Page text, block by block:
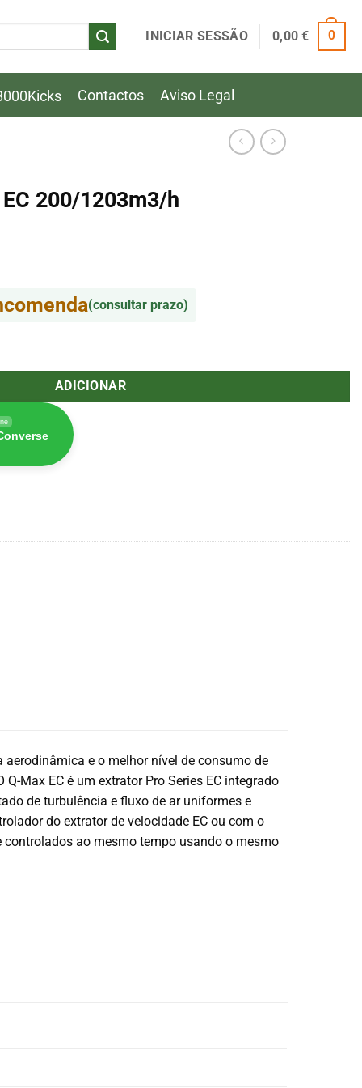
INICIAR SESSÃO 0,00€ 0
Contactos Aviso Legal
200/1203m3/h
(consultar prazo)
ADICIONAR
e o melhor nível de consumo de
Max EC é um extrator Pro Series EC integrado
de turbulência e fluxo de ar uniformes e
do extrator de velocidade EC ou com o
controlados ao mesmo tempo usando o mesmo